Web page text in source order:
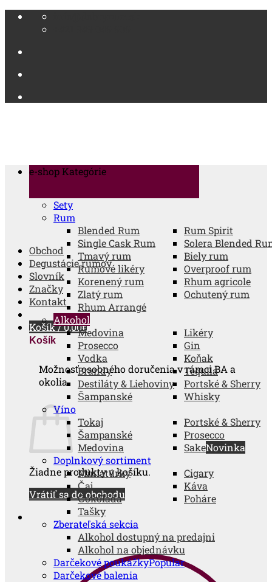
Skip
Obchod
Degustácie rumov
Slovník
Značky
Kontakt
Košík /0,00€
Košík
Možnosť osobného doručenia v rámci BA a
okolia.
Žiadne produkty v košíku.
Vrátiť sa do obchodu
e-shopKategórie
Sety
Rum
Blended Rum
Rum Spirit
Single Cask Rum
Solera Blended
Tmavý rum
Biely rum
Rumové likéry
Overproof rum
Korenený rum
Rhum agricole
Zlatý rum
Ochutený rum
Rhum Arrangé
Alkohol
Medovina
Likéry
Prosecco
Gin
Vodka
Koňak
Brandy
Tequila
Destiláty & Liehoviny
Portské & Sherry
Šampanské
Whisky
Víno
Tokaj
Portské & Sherry
Šampanské
Prosecco
Medovina
Sake
Doplnkový sortiment
Miniatúrky
Cigary
Čaj
Káva
Čokoláda
Poháre
Tašky
Zberateľská sekcia
Alkohol dostupný na predajni
Alkohol na objednávku
Darčekové poukážky
Darčekové balenia